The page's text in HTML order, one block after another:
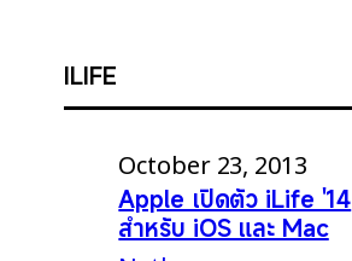
ILIFE
October 23, 2013
Apple เปิดตัว iLife '14
สำหรับ iOS และ Mac